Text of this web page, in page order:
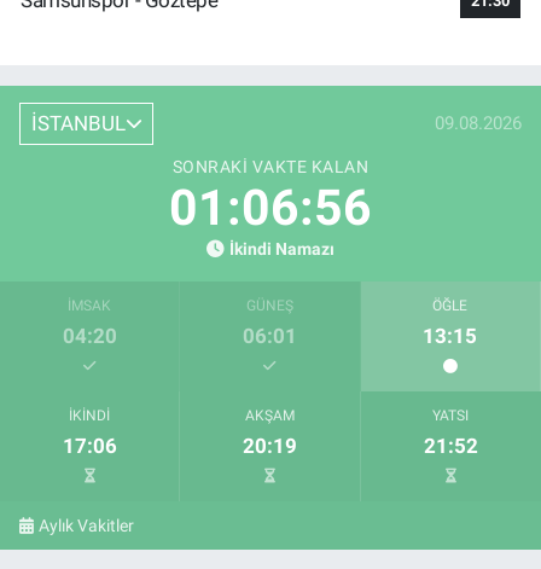
İSTANBUL 09.08.2026
SONRAKI VAKTE KALAN
01:06:55
İkindi Namazı
İMSAK
04:20
GÜNEŞ
06:01
ÖĞLE
13:15
İKINDI
17:06
AKŞAM
20:19
YATSI
21:52
Aylık Vakitler